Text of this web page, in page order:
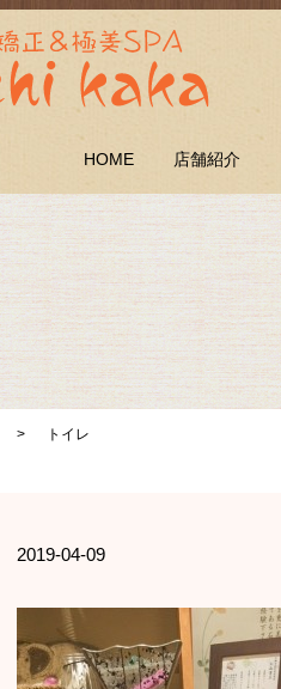
HOME 店舗紹介
トイレ
2019-04-09